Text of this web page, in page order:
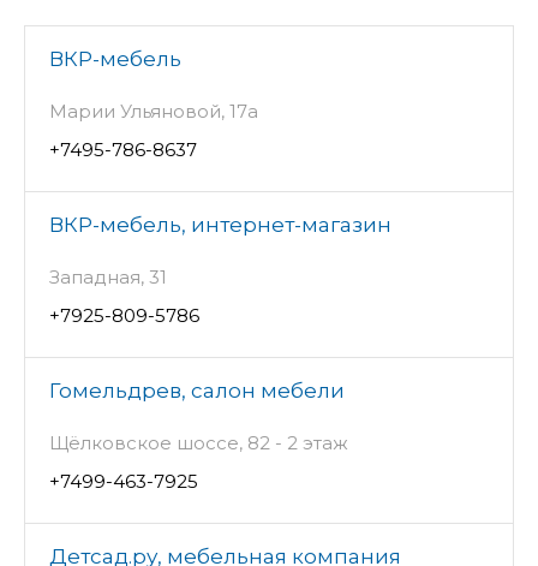
ВКР-мебель
Марии Ульяновой, 17а
+7495-786-8637
ВКР-мебель, интернет-магазин
Западная, 31
+7925-809-5786
Гомельдрев, салон мебели
Щёлковское шоссе, 82 - 2 этаж
+7499-463-7925
Детсад.ру, мебельная компания